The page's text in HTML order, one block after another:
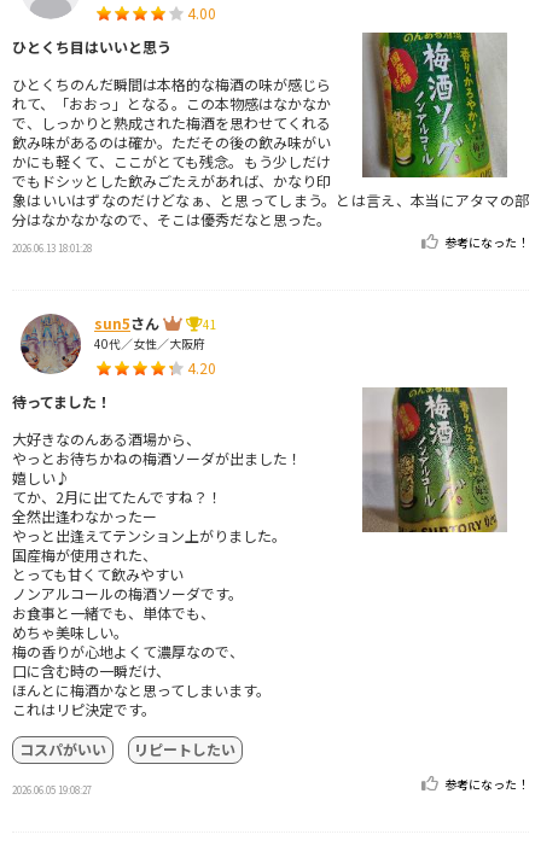
4.00
ひとくち目はいいと思う
ひとくちのんだ瞬間は本格的な梅酒の味が感じら
れて、「おおっ」となる。この本物感はなかなか
で、しっかりと熟成された梅酒を思わせてくれる
飲み味があるのは確か。ただその後の飲み味がい
かにも軽くて、ここがとても残念。もう少しだけ
でもドシッとした飲みごたえがあれば、かなり印
象はいいはずなのだけどなぁ、と思ってしまう。とは言え、本当にアタマの部
分はなかなかなので、そこは優秀だなと思った。
2026.06.13 18:01:28 参考になった！
sun5さん
41
40代／女性／大阪府
4.20
待ってました！
大好きなのんある酒場から、
やっとお待ちかねの梅酒ソーダが出ました！
嬉しい♪
てか、2月に出てたんですね？！
全然出逢わなかったー
やっと出逢えてテンション上がりました。
国産梅が使用された、
とっても甘くて飲みやすい
ノンアルコールの梅酒ソーダです。
お食事と一緒でも、単体でも、
めちゃ美味しい。
梅の香りが心地よくて濃厚なので、
口に含む時の一瞬だけ、
ほんとに梅酒かなと思ってしまいます。
これはリピ決定です。
コスパがいい
リピートしたい
2026.06.05 19:08:27 参考になった！